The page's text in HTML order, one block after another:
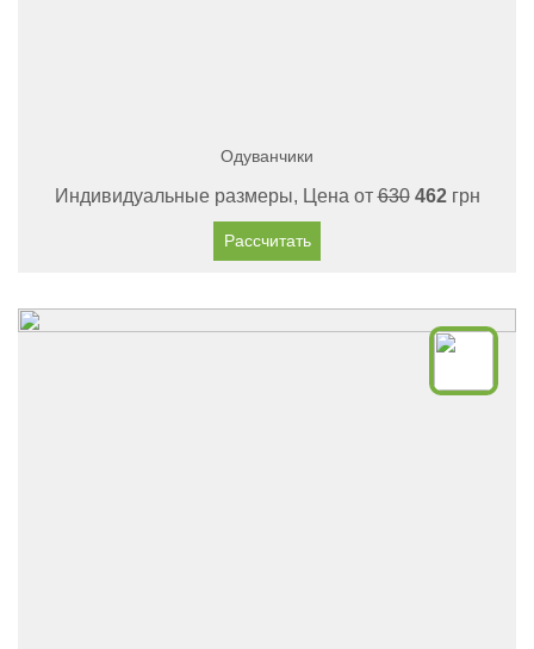
Одуванчики
Индивидуальные размеры, Цена от630 462грн
Рассчитать